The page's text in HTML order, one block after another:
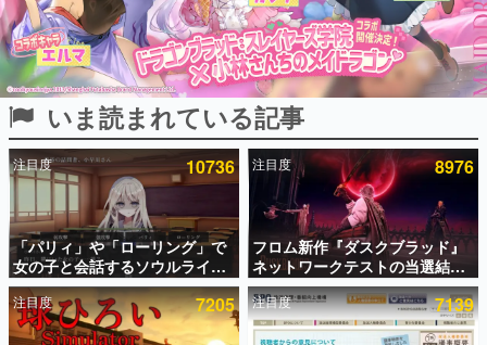
ピックアップ
電ファミのいま読まれている記事ランキング
アプリセール情報
インタビュー
連載・特集一覧
いま読まれている記事
注目度 10736
「パリィ」や「ローリング」で
女の子と会話するソウルライク
恋愛ゲーム『小早川さんはソウ
ルライク』無料公開。返事に失
敗すると「YOU DIED」
注目度 8976
フロム新作『ダスクブラッド』
ネットワークテストの当選結果
が8月7日22時に発表。応募サイ
トのマイページから確認可能、
テスト実施は8月21日～24日
注目度 7205 注目度 7139